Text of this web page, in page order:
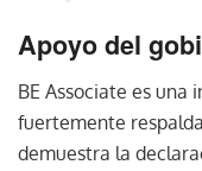
Apoyo del
BE Associate es una
fuertemente
demuestra la